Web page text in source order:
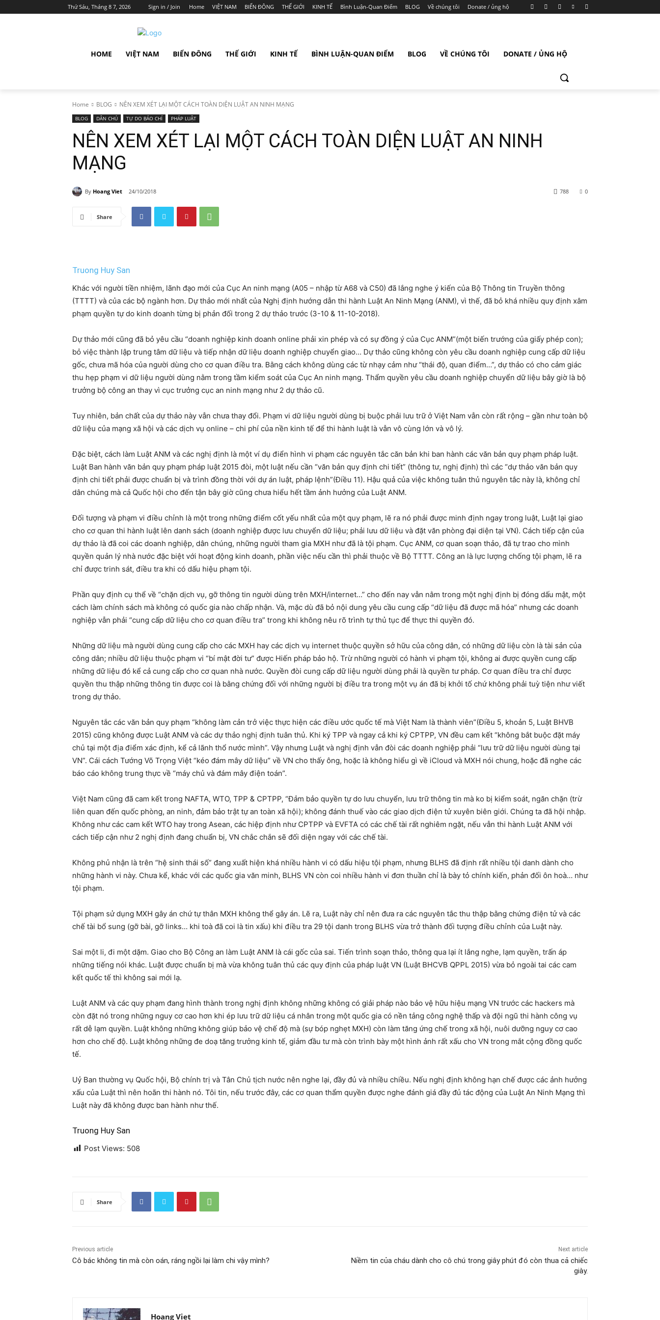
Thứ Sáu, Tháng 8 7, 2026 Sign in / Join Home VIỆT NAM BIỂN ĐÔNG THẾ GIỚI KINH TẾ Bình Luận-Quan Điểm BLOG Về chúng tôi Donate / ủng hộ
HOME VIỆT NAM BIỂN ĐÔNG THẾ GIỚI KINH TẾ BÌNH LUẬN-QUAN ĐIỂM BLOG VỀ CHÚNG TÔI DONATE / ỦNG HỘ
Home BLOG NÊN XEM XÉT LẠI MỘT CÁCH TOÀN DIỆN LUẬT AN NINH MẠNG
BLOG DÂN CHỦ TỰ DO BÁO CHÍ PHÁP LUẬT
NÊN XEM XÉT LẠI MỘT CÁCH TOÀN DIỆN LUẬT AN NINH
MẠNG
By Hoang Viet 24/10/2018 0
788
Share
Truong Huy San
Khác với người tiền nhiệm, lãnh đạo mới của Cục An ninh mạng (A05 – nhập từ A68 và C50) đã lắng nghe ý kiến của Bộ Thông tin Truyền thông
(TTTT) và của các bộ ngành hơn. Dự thảo mới nhất của Nghị định hướng dẫn thi hành Luật An Ninh Mạng (ANM), vì thế, đã bỏ khá nhiều quy định xâm
phạm quyền tự do kinh doanh từng bị phản đối trong 2 dự thảo trước (3-10 & 11-10-2018).
Dự thảo mới cũng đã bỏ yêu cầu “doanh nghiệp kinh doanh online phải xin phép và có sự đồng ý của Cục ANM”(một biến trướng của giấy phép con);
bỏ việc thành lập trung tâm dữ liệu và tiếp nhận dữ liệu doanh nghiệp chuyển giao… Dự thảo cũng không còn yêu cầu doanh nghiệp cung cấp dữ liệu
gốc, chưa mã hóa của người dùng cho cơ quan điều tra. Bằng cách không dùng các từ nhạy cảm như “thái độ, quan điểm…”, dự thảo có cho cảm giác
thu hẹp phạm vi dữ liệu người dùng nằm trong tầm kiểm soát của Cục An ninh mạng. Thẩm quyền yêu cầu doanh nghiệp chuyển dữ liệu bây giờ là bộ
trưởng bộ công an thay vì cục trưởng cục an ninh mạng như 2 dự thảo cũ.
Tuy nhiên, bản chất của dự thảo này vẫn chưa thay đổi. Phạm vi dữ liệu người dùng bị buộc phải lưu trữ ở Việt Nam vẫn còn rất rộng – gần như toàn bộ
dữ liệu của mạng xã hội và các dịch vụ online – chi phí của nền kinh tế để thi hành luật là vẫn vô cùng lớn và vô lý.
Đặc biệt, cách làm Luật ANM và các nghị định là một ví dụ điển hình vi phạm các nguyên tắc căn bản khi ban hành các văn bản quy phạm pháp luật.
Luật Ban hành văn bản quy phạm pháp luật 2015 đòi, một luật nếu cần “văn bản quy định chi tiết” (thông tư, nghị định) thì các “dự thảo văn bản quy
định chi tiết phải được chuẩn bị và trình đồng thời với dự án luật, pháp lệnh”(Điều 11). Hậu quả của việc không tuân thủ nguyên tắc này là, không chỉ
dân chúng mà cả Quốc hội cho đến tận bây giờ cũng chưa hiểu hết tầm ảnh hưởng của Luật ANM.
Đối tượng và phạm vi điều chỉnh là một trong những điểm cốt yếu nhất của một quy phạm, lẽ ra nó phải được minh định ngay trong luật, Luật lại giao
cho cơ quan thi hành luật lên danh sách (doanh nghiệp được lưu chuyển dữ liệu; phải lưu dữ liệu và đặt văn phòng đại diện tại VN). Cách tiếp cận của
dự thảo là đã coi các doanh nghiệp, dân chúng, những người tham gia MXH như đã là tội phạm. Cục ANM, cơ quan soạn thảo, đã tự trao cho mình
quyền quản lý nhà nước đặc biệt với hoạt động kinh doanh, phần việc nếu cần thì phải thuộc về Bộ TTTT. Công an là lực lượng chống tội phạm, lẽ ra
chỉ được trinh sát, điều tra khi có dấu hiệu phạm tội.
Phần quy định cụ thể về “chặn dịch vụ, gỡ thông tin người dùng trên MXH/internet…” cho đến nay vẫn nằm trong một nghị định bị đóng dấu mật, một
cách làm chính sách mà không có quốc gia nào chấp nhận. Và, mặc dù đã bỏ nội dung yêu cầu cung cấp “dữ liệu đã được mã hóa” nhưng các doanh
nghiệp vẫn phải “cung cấp dữ liệu cho cơ quan điều tra” trong khi không nêu rõ trình tự thủ tục để thực thi quyền đó.
Những dữ liệu mà người dùng cung cấp cho các MXH hay các dịch vụ internet thuộc quyền sở hữu của công dân, có những dữ liệu còn là tài sản của
công dân; nhiều dữ liệu thuộc phạm vi “bí mật đời tư” được Hiến pháp bảo hộ. Trừ những người có hành vi phạm tội, không ai được quyền cung cấp
những dữ liệu đó kể cả cung cấp cho cơ quan nhà nước. Quyền đòi cung cấp dữ liệu người dùng phải là quyền tư pháp. Cơ quan điều tra chỉ được
quyền thu thập những thông tin được coi là bằng chứng đối với những người bị điều tra trong một vụ án đã bị khởi tố chứ không phải tuỳ tiện như viết
trong dự thảo.
Nguyên tắc các văn bản quy phạm “không làm cản trở việc thực hiện các điều ước quốc tế mà Việt Nam là thành viên”(Điều 5, khoản 5, Luật BHVB
2015) cũng không được Luật ANM và các dự thảo nghị định tuân thủ. Khi ký TPP và ngay cả khi ký CPTPP, VN đều cam kết “không bắt buộc đặt máy
chủ tại một địa điểm xác định, kể cả lãnh thổ nước mình”. Vậy nhưng Luật và nghị định vẫn đòi các doanh nghiệp phải “lưu trữ dữ liệu người dùng tại
VN”. Cái cách Tướng Võ Trọng Việt “kéo đám mây dữ liệu” về VN cho thấy ông, hoặc là không hiểu gì về iCloud và MXH nói chung, hoặc đã nghe các
báo cáo không trung thực về “máy chủ và đám mây điện toán”.
Việt Nam cũng đã cam kết trong NAFTA, WTO, TPP & CPTPP, “Đảm bảo quyền tự do lưu chuyển, lưu trữ thông tin mà ko bị kiểm soát, ngăn chặn (trừ
liên quan đến quốc phòng, an ninh, đảm bảo trật tự an toàn xã hội); không đánh thuế vào các giao dịch điện tử xuyên biên giới. Chúng ta đã hội nhập.
Không như các cam kết WTO hay trong Asean, các hiệp định như CPTPP và EVFTA có các chế tài rất nghiêm ngặt, nếu vẫn thi hành Luật ANM với
cách tiếp cận như 2 nghị định đang chuẩn bị, VN chắc chắn sẽ đối diện ngay với các chế tài.
Không phủ nhận là trên “hệ sinh thái số” đang xuất hiện khá nhiều hành vi có dấu hiệu tội phạm, nhưng BLHS đã định rất nhiều tội danh dành cho
những hành vi này. Chưa kể, khác với các quốc gia văn minh, BLHS VN còn coi nhiều hành vi đơn thuần chỉ là bày tỏ chính kiến, phản đối ôn hoà… như
tội phạm.
Tội phạm sử dụng MXH gây án chứ tự thân MXH không thể gây án. Lẽ ra, Luật này chỉ nên đưa ra các nguyên tắc thu thập bằng chứng điện tử và các
chế tài bổ sung (gỡ bài, gỡ links… khi toà đã coi là tin xấu) khi điều tra 29 tội danh trong BLHS vừa trở thành đối tượng điều chỉnh của Luật này.
Sai một li, đi một dặm. Giao cho Bộ Công an làm Luật ANM là cái gốc của sai. Tiến trình soạn thảo, thông qua lại ít lắng nghe, lạm quyền, trấn áp
những tiếng nói khác. Luật được chuẩn bị mà vừa không tuân thủ các quy định của pháp luật VN (Luật BHCVB QPPL 2015) vừa bỏ ngoài tai các cam
kết quốc tế thì không sai mới lạ.
Luật ANM và các quy phạm đang hình thành trong nghị định không những không có giải pháp nào bảo vệ hữu hiệu mạng VN trước các hackers mà
còn đặt nó trong những nguy cơ cao hơn khi ép lưu trữ dữ liệu cá nhân trong một quốc gia có nền tảng công nghệ thấp và đội ngũ thi hành công vụ
rất dễ lạm quyền. Luật không những không giúp bảo vệ chế độ mà (sự bóp nghẹt MXH) còn làm tăng ứng chế trong xã hội, nuôi dưỡng nguy cơ cao
hơn cho chế độ. Luật không những đe doạ tăng trưởng kinh tế, giảm đầu tư mà còn trình bày một hình ảnh rất xấu cho VN trong mắt cộng đồng quốc
tế.
Uỷ Ban thường vụ Quốc hội, Bộ chính trị và Tân Chủ tịch nước nên nghe lại, đầy đủ và nhiều chiều. Nếu nghị định không hạn chế được các ảnh hưởng
xấu của Luật thì nên hoãn thi hành nó. Tôi tin, nếu trước đây, các cơ quan thẩm quyền được nghe đánh giá đầy đủ tác động của Luật An Ninh Mạng thì
Luật này đã không được ban hành như thế.
Truong Huy San
Post Views: 508
Share
Previous article
Cô bác không tin mà còn oán, ráng ngồi lại làm chi vậy mình?
Next article
Niềm tin của cháu dành cho cô chú trong giây phút đó còn thua cả chiếc
giày.
Hoang Viet